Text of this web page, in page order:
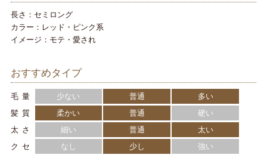
長さ：セミロング
カラー：レッド・ピンク系
イメージ：モテ・愛され
おすすめタイプ
毛量 少ない 普通
多い
髪質
柔かい 普通
硬い
太さ
細い 普通
太い
クセ
なし 少し 強い